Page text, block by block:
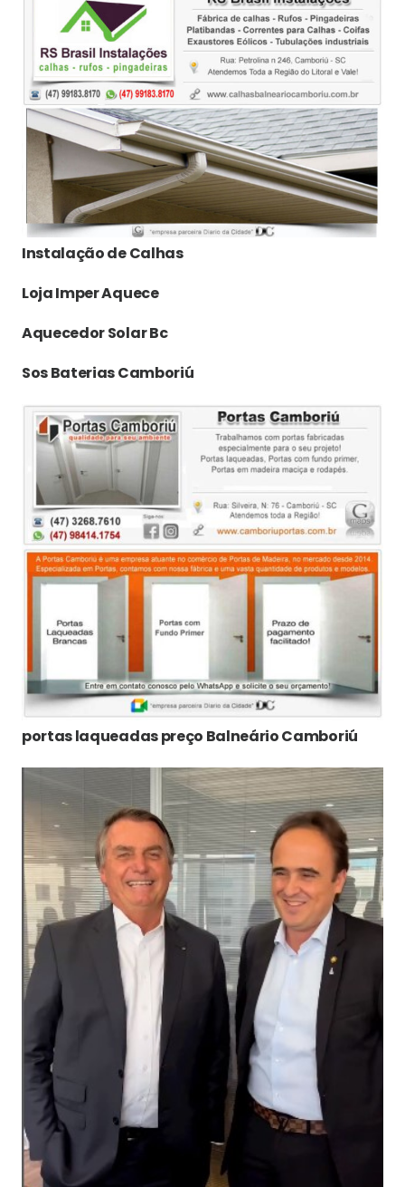
Instalação de Calhas
Loja Imper Aquece
Aquecedor Solar Bc
Sos Baterias Camboriú
portas laqueadas preço Balneário Camboriú